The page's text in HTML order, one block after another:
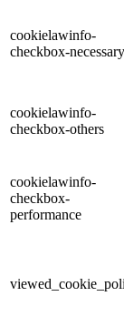
cookielawinfo-
checkbox-necessary
cookielawinfo-
checkbox-others
cookielawinfo-
checkbox-
performance